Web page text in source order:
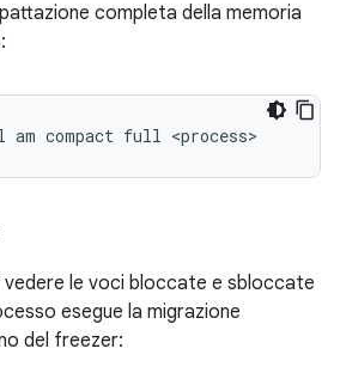
completa della memoria
am compact full <process>
vedere le voci bloccate e sbloccate
esegue la migrazione
del freezer: